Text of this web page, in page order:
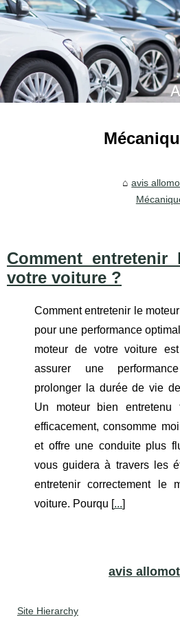
avis
Comment
votre voiture ?
Comment entretenir le
pour une performance
moteur de votre voiture
assurer une
prolonger la durée de vie
Un moteur bien entretenu
efficacement, consomme
et offre une conduite plus
vous guidera à travers les
entretenir correctement le
voiture. Pourqu [...]
avis
Site Hierarchy